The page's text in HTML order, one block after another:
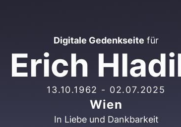
Digitale Gedenkseite für
Erich
13.10.1962 - 02.07.2025
Wien
In Liebe und Dankbarkeit